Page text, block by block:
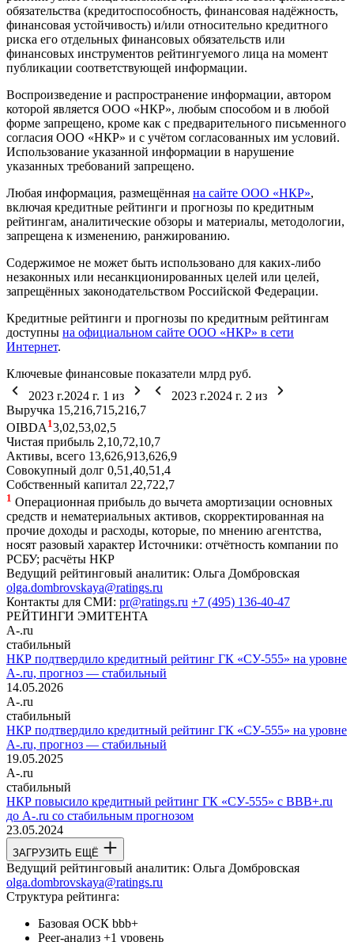
обязательства (кредитоспособность, финансовая надёжность,
финансовая устойчивость) и/или относительно кредитного
риска его отдельных финансовых обязательств или
финансовых инструментов рейтингуемого лица на момент
публикации соответствующей информации.
Воспроизведение и распространение информации, автором
которой является ООО «НКР», любым способом и в любой
форме запрещено, кроме как с предварительного письменного
согласия ООО «НКР» и с учётом согласованных им условий.
Использование указанной информации в нарушение
указанных требований запрещено.
Любая информация, размещённая на сайте ООО «НКР»,
включая кредитные рейтинги и прогнозы по кредитным
рейтингам, аналитические обзоры и материалы, методологии,
запрещена к изменению, ранжированию.
Содержимое не может быть использовано для каких-либо
незаконных или несанкционированных целей или целей,
запрещённых законодательством Российской Федерации.
Кредитные рейтинги и прогнозы по кредитным рейтингам
доступны на официальном сайте ООО «НКР» в сети
Интернет.
Ключевые финансовые показатели млрд руб.
2023 г.2024 г. 1 из 2023 г.2024 г. 2 из
Выручка 15,216,715,216,7
OIBDA 13,02,53,02,5
Чистая прибыль 2,10,72,10,7
Активы, всего 13,626,913,626,9
Совокупный долг 0,51,40,51,4
Собственный капитал 22,722,7
1 Операционная прибыль до вычета амортизации основных
средств и нематериальных активов, скорректированная на
прочие доходы и расходы, которые, по мнению агентства,
носят разовый характер Источники: отчётность компании по
РСБУ; расчёты НКР
Ведущий рейтинговый аналитик: Ольга Домбровская
olga.dombrovskaya@ratings.ru
Контакты для СМИ: pr@ratings.ru +7 (495) 136-40-47
РЕЙТИНГИ ЭМИТЕНТА
A-.ru
стабильный
НКР подтвердило кредитный рейтинг ГК «СУ-555» на уровне
A-.ru, прогноз — стабильный
14.05.2026
A-.ru
стабильный
НКР подтвердило кредитный рейтинг ГК «СУ-555» на уровне
A-.ru, прогноз — стабильный
19.05.2025
A-.ru
стабильный
НКР повысило кредитный рейтинг ГК «СУ-555» с BBB+.ru
до A-.ru со стабильным прогнозом
23.05.2024
ЗАГРУЗИТЬ ЕЩЁ
Ведущий рейтинговый аналитик: Ольга Домбровская
olga.dombrovskaya@ratings.ru
Структура рейтинга:
Базовая ОСК bbb+
Peer-анализ +1 уровень